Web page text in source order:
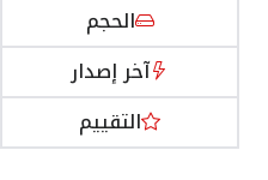
الحجم
آخر إصدار
التقييم